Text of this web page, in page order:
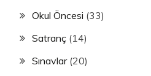
Okul Öncesi (33)
Satranç (14)
Sınavlar(20)